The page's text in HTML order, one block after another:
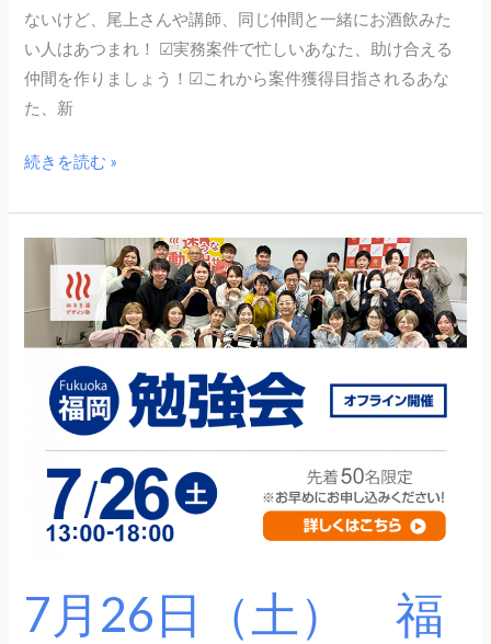
ないけど、尾上さんや講師、同じ仲間と一緒にお酒飲みた
い人はあつまれ！ ☑︎実務案件で忙しいあなた、助け合える
仲間を作りましょう！☑︎これから案件獲得目指されるあな
た、新
続きを読む »
7月26日（土） 福
26
（土）
会